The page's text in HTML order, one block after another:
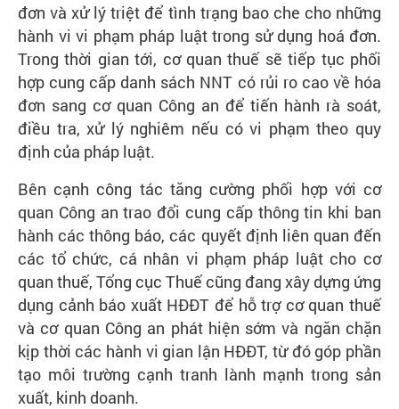
đơn và xử lý triệt để tình trạng bao che cho những
hành vi vi phạm pháp luật trong sử dụng hoá đơn.
Trong thời gian tới, cơ quan thuế sẽ tiếp tục phối
hợp cung cấp danh sách NNT có rủi ro cao về hóa
đơn sang cơ quan Công an để tiến hành rà soát,
điều tra, xử lý nghiêm nếu có vi phạm theo quy
định của pháp luật.
Bên cạnh công tác tăng cường phối hợp với cơ
quan Công an trao đổi cung cấp thông tin khi ban
hành các thông báo, các quyết định liên quan đến
các tổ chức, cá nhân vi phạm pháp luật cho cơ
quan thuế, Tổng cục Thuế cũng đang xây dựng ứng
dụng cảnh báo xuất HĐĐT để hỗ trợ cơ quan thuế
và cơ quan Công an phát hiện sớm và ngăn chặn
kịp thời các hành vi gian lận HĐĐT, từ đó góp phần
tạo môi trường cạnh tranh lành mạnh trong sản
xuất, kinh doanh.